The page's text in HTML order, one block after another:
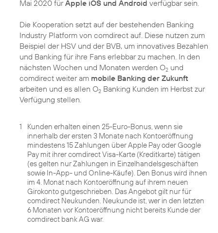
Mai 2020 fürApple iOS und Android verfügbar sein.
Die Kooperation setzt auf der bestehenden Banking
Industry Platform von comdirect auf. Diese nutzen zum
Beispiel der HSV und der BVB, um innovatives Bezahlen
und Banking für ihre Fans erlebbar zu machen. In den
nächsten Wochen und Monaten werden O2 und
comdirect weiter am mobile Banking der Zukunft
arbeiten und es allen O2 Banking Kunden im Herbst zur
Verfügung stellen.
1
Kunden erhalten einen 25-Euro-Bonus, wenn sie
innerhalb der ersten 3 Monate nach Kontoeröffnung
mindestens 15 Zahlungen über Apple Pay oder Google
Pay mit ihrer comdirect Visa-Karte (Kreditkarte) tätigen
(es gelten nur Zahlungen in Einzelhandelsgeschäften
sowie In-App- und Online-Käufe). Den Bonus wird ihnen
im 4. Monat nach Kontoeröffnung auf ihrem neuen
Girokonto gutgeschrieben. Das Angebot gilt nur für
comdirect Neukunden. Neukunde ist, wer in den letzten
6 Monaten vor Kontoeröffnung nicht bereits Kunde der
comdirect bank AG war.